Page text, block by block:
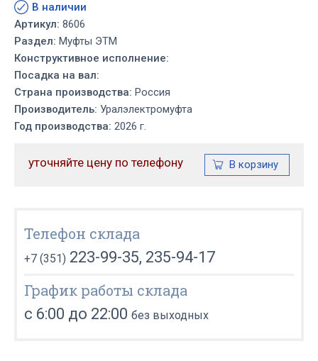
В наличии
Артикул: 8606
Раздел: Муфты ЭТМ
Конструктивное исполнение:
Посадка на вал:
Страна производства: Россия
Производитель: Уралэлектромуфта
Год производства: 2026 г.
уточняйте цену по телефону
Телефон склада
+7 (351) 223-99-35, 235-94-17
График работы склада
с 6:00 до 22:00 без выходных